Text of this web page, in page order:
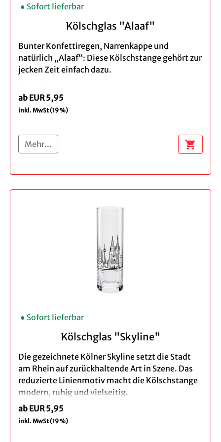
● Sofort lieferbar
Kölschglas "Alaaf"
Bunter Konfettiregen, Narrenkappe und
natürlich „Alaaf“: Diese Kölschstange gehört zur
jecken Zeit einfach dazu.
dem ersten Schluck für Karnevalsstimmung –
bei der Sitzung, beim Feiern mit Freund*innen
Produktdetails:
Höhe ca. 15 cm
Inhalt: 0,2 l
das Spülen per Hand
Bei der Bestellung eines 3er Set profitieren Sie
von unserem Vorteilspreis.
ab EUR 5,95
inkl. MwSt (19 %)
Mehr... shopping_cart
● Sofort lieferbar
Kölschglas "Skyline"
Die gezeichnete Kölner Skyline setzt die Stadt
am Rhein auf zurückhaltende Art in Szene. Das
reduzierte Linienmotiv macht die Kölschstange
modern, ruhig und vielseitig.
Ein passendes Kölschglas für Köln-Fans,
Sammler*innen und alle, die ein schlichtes
ab EUR 5,95
inkl. MwSt (19 %)